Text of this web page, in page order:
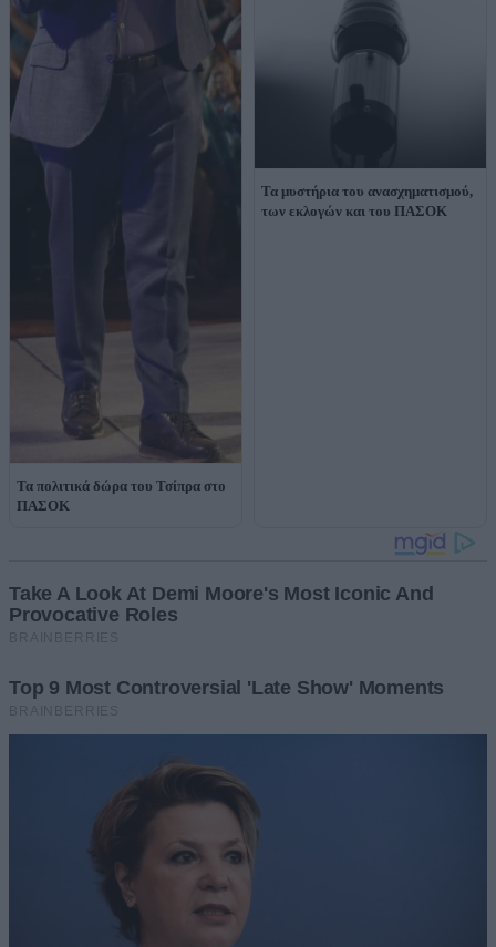
Τα πολιτικά δώρα του Τσίπρα στο
ΠΑΣΟΚ
Τα μυστήρια του ανασχηματισμού,
των εκλογών και του ΠΑΣΟΚ